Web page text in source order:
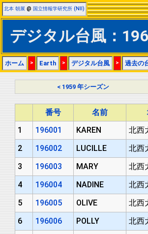
北本 朝展 @ 国立情報学研究所 (NII)
デジタル台風：
ホーム > Earth > デジタル台風 > 過去の
< 1959 年シーズン
番号 名前
1
196001 KAREN 北西
2
196002 LUCILLE 北西
3
196003 MARY 北西
4
196004 NADINE 北西
5
196005 OLIVE 北西
6
196006 POLLY 北西